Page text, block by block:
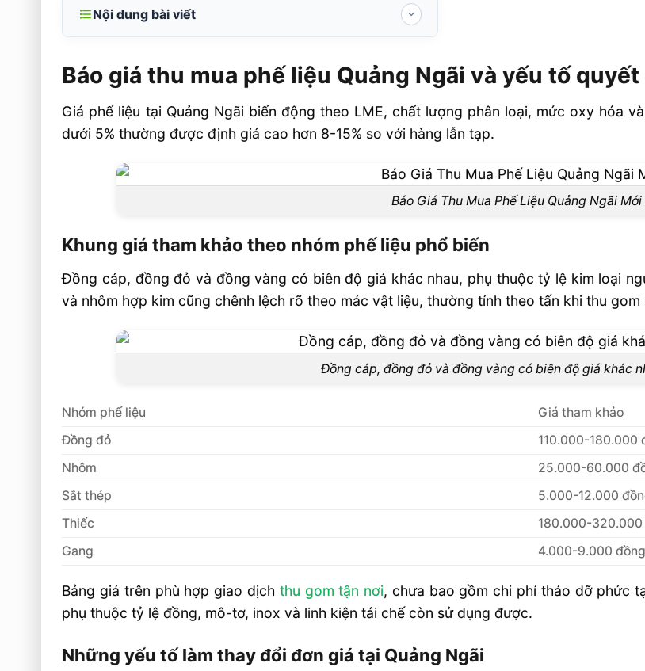
Nội dung bài viết
định
Những yếu tố làm thay đổi đơn giá tại Quảng Ngãi
nhận hàng
Câu hỏi thường gặp về báo giá thu mua phế liệu tại
Quảng Ngãi FAQ
Phế liệu tại Quảng Ngãi được báo giá theo kg hay
theo tấn?
Máy móc hỏng có được thu mua tận nơi không?
Quảng Ngãi không?
Video: Báo Giá Thu Mua Phế Liệu Tại Quảng Ngãi Mới
Báo giá thu mua phế liệu Quảng Ngãi và yếu tố
Giá phế liệu tại Quảng Ngãi biến động theo LME, chất lượng phân loại, mức oxy hóa
dưới 5% thường được định giá cao hơn 8-15% so với hàng lẫn tạp.
Báo Giá Thu Mua Phế Liệu Quảng Ngãi
Khung giá tham khảo theo nhóm phế liệu phổ biến
Đồng cáp, đồng đỏ và đồng vàng có biên độ giá khác nhau, phụ thuộc tỷ lệ kim loại
và nhôm hợp kim cũng chênh lệch rõ theo mác vật liệu, thường tính theo tấn khi thu gom
Đồng cáp, đồng đỏ và đồng vàng có biên độ giá khác
Nhóm phế liệu
Giá tham khảo
Đồng đỏ
110.000-180.000
Nhôm
25.000-60.000
Sắt thép
5.000-12.000
Thiếc
180.000-
Gang
4.000-9.000
Bảng giá trên phù hợp giao dịch thu gom tận nơi, chưa bao gồm chi phí tháo dỡ phức
phụ thuộc tỷ lệ đồng, mô-tơ, inox và linh kiện tái chế còn sử dụng được.
Những yếu tố làm thay đổi đơn giá tại Quảng Ngãi